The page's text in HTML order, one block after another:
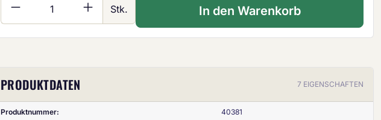
Produkt Anzahl: Gib den gewünschten Wert ein oder
Stk. In den Warenkorb
PRODUKTDATEN 7 EIGENSCHAFTEN
Produktnummer: 40381